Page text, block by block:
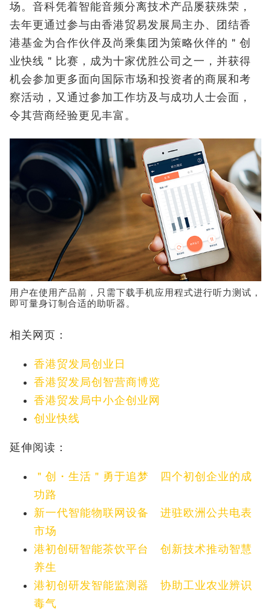
场。音科凭着智能音频分离技术产品屡获殊荣，
去年更通过参与由香港贸易发展局主办、团结香
港基金为合作伙伴及尚乘集团为策略伙伴的＂创
业快线＂比赛，成为十家优胜公司之一，并获得
机会参加更多面向国际市场和投资者的商展和考
察活动，又通过参加工作坊及与成功人士会面，
令其营商经验更见丰富。
用户在使用产品前，只需下载手机应用程式进行听力测试，
即可量身订制合适的助听器。
相关网页：
香港贸发局创业日
香港贸发局创智营商博览
香港贸发局中小企创业网
创业快线
延伸阅读：
＂创・生活＂勇于追梦 四个初创企业的成
功路
新一代智能物联网设备 进驻欧洲公共电表
市场
港初创研智能茶饮平台 创新技术推动智慧
养生
港初创研发智能监测器 协助工业农业辨识
毒气